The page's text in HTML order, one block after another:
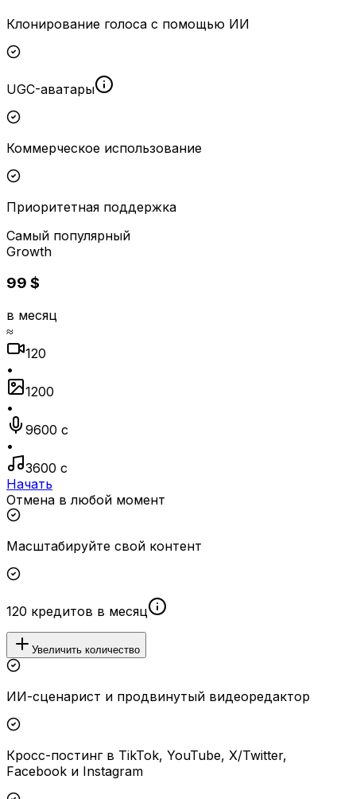
Клонирование голоса с помощью ИИ
UGC-аватары
Коммерческое использование
Приоритетная поддержка
Самый популярный
Growth
99 $
в месяц
≈
120
•
1200
•
9600 с
•
3600 с
Начать
Отмена в любой момент
Масштабируйте свой контент
120 кредитов в месяц
Увеличить количество
ИИ-сценарист и продвинутый видеоредактор
Кросс-постинг в TikTok, YouTube, X/Twitter,
Facebook и Instagram